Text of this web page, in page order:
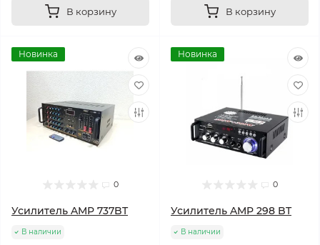
В корзину В корзину
Новинка
0
Усилитель AMP 737BT
В наличии
Новинка
0
Усилитель AMP 298 BT
В наличии